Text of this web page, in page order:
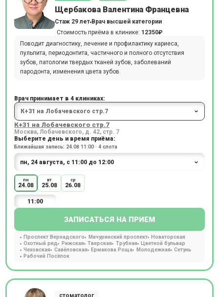
Щербакова Валентина Францевна
Стаж 29 лет Врач высшей категории
Стоимость приёма в клинике: 12350₽
Поводит диагностику, лечение и профилактику кариеса,
пульпита, периодонтита, частичного и полного отсутствия
зубов, патологии твердых тканей зубов, заболеваний
пародонта, изменения цвета зубов.
Врач принимает в 4 клиниках:
К+31 на Лобачевского стр.7
Москва, Лобачевского, д. 42, стр. 7
Выберите день и время приёма:
Ближайшая запись: 24.08 11:00 · 4 слота
пн
24.08
вт
25.08
ср
26.08
11:00
ЗАПИСАТЬСЯ НА ПРИЕМ
Проспект Вернадского Мичуринский проспект Новаторская
Охотный ряд
Рижская Тверская Трубная
Цветной бульвар
Чеховская
Савёловская Ермакова Роща Молодежная
Сетунь
Рабочий Посёлок